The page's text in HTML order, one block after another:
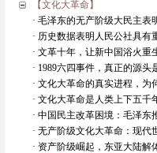
【文化大革命】
· 毛泽东的无产阶级大民主表
· 历史数据表明人民公社具有
· 文革十年，让新中国浴火重
· 1989六四事件，真正的源头
· 文化大革命的真实进程，为
· 文化大革命是人类上下五千
· 中国民主改革困境：毛泽东
· 无产阶级文化大革命：现代
· 资产阶级崛起，东亚大陆